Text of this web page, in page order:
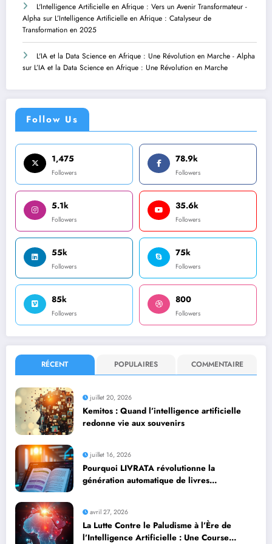
L'Intelligence Artificielle en Afrique : Vers un Avenir Transformateur -
Alpha sur L’Intelligence Artificielle en Afrique : Catalyseur de
Transformation en 2025
L'IA et la Data Science en Afrique : Une Révolution en Marche - Alpha
sur L’IA et la Data Science en Afrique : Une Révolution en Marche
Follow Us
1,475
Followers
78.9k
Followers
5.1k
Followers
35.6k
Followers
55k
Followers
75k
Followers
85k
Followers
800
Followers
RÉCENT POPULAIRES COMMENTAIRE
juillet 20, 2026
Kemitos : Quand l’intelligence artificielle
redonne vie aux souvenirs
juillet 16, 2026
Pourquoi LIVRATA révolutionne la
génération automatique de livres
avril 27, 2026
La Lutte Contre le Paludisme à l’Ère de
l’Intelligence Artificielle : Une Course